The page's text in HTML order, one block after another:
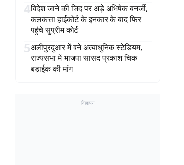
4विदेश जाने की जिद पर अड़े अभिषेक बनर्जी,
कलकत्ता हाईकोर्ट के इनकार के बाद फिर
पहुंचे सुप्रीम कोर्ट
5अलीपुरदुआर में बने अत्याधुनिक स्टेडियम,
राज्यसभा में भाजपा सांसद प्रकाश चिक
बड़ाईक की मांग
विज्ञापन